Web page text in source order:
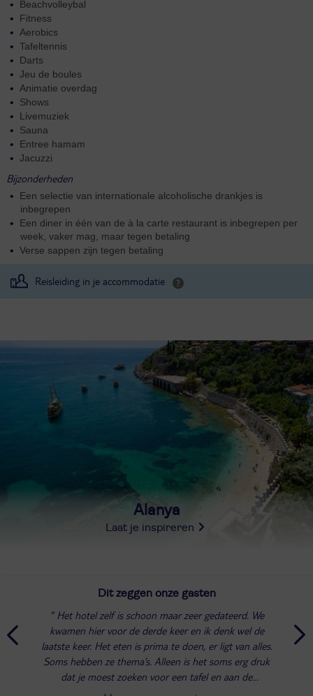
Beachvolleybal
Fitness
Aerobics
Tafeltennis
Darts
Jeu de boules
Animatie overdag
Shows
Livemuziek
Sauna
Entree hamam
Jacuzzi
Bijzonderheden
Een selectie van internationale alcoholische drankjes is
inbegrepen
Een diner in één van de à la carte restaurant is inbegrepen per
week, vaker mag, maar tegen betaling
Verse sappen zijn tegen betaling
Reisleiding in je accommodatie
Alanya
Laat je inspireren
Dit zeggen onze gasten
Het hotel zelf is schoon maar zeer gedateerd. We
kwamen hier voor de derde keer en ik denk wel de
laatste keer. Het eten is prima te doen, er ligt van alles.
Soms hebben ze thema’s. Alleen is het soms erg druk
dat je moest zoeken voor een tafel en aan de
hebberige mensen kan je je aan irriteren....